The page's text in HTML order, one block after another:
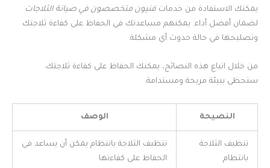
يمكنك الاستفادة من خدمات فنيون متخصصون في صيانة الثلاجات
لضمان أفضل أداء. يمكنهم مساعدتك في الحفاظ على كفاءة ثلاجتك
وتصليحها في حالة حدوث أي مشكلة.
من خلال اتباع هذه النصائح، يمكنك الحفاظ على كفاءة ثلاجتك.
ستحظى ببيئة مريحة ومستدامة.
النصيحة الوصف
تنظيف الثلاجة
بانتظام
تنظيف الثلاجة بانتظام يمكن أن يساعد في
الحفاظ على كفاءتها